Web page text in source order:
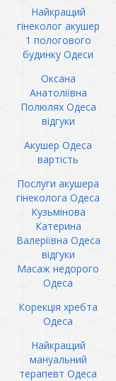
Найкращий
гінеколог акушер
1 пологового
будинку Одеси
Оксана
Анатоліївна
Полюлях Одеса
відгуки
Акушер Одеса
вартість
Послуги акушера
гінеколога Одеса
Кузьмінова
Катерина
Валеріївна Одеса
відгуки
Масаж недорого
Одеса
Корекція хребта
Одеса
Найкращий
мануальний
терапевт Одеса